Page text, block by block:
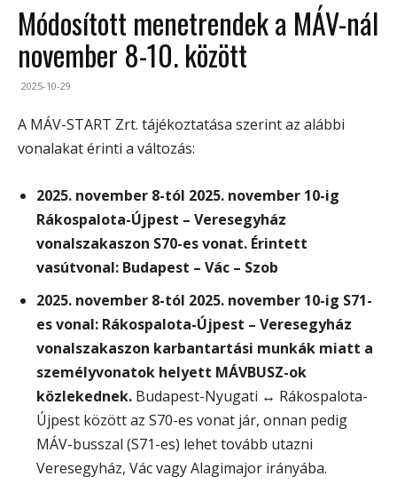
Módosított menetrendek a MÁV-nál
november 8-10. között
2025-10-29
A MÁV-START Zrt. tájékoztatása szerint az alábbi
vonalakat érinti a változás:
2025. november 8-tól 2025. november 10-ig
Rákospalota-Újpest – Veresegyház
vonalszakaszon S70-es vonat. Érintett
vasútvonal: Budapest – Vác – Szob
2025. november 8-tól 2025. november 10-ig S71-
es vonal: Rákospalota-Újpest – Veresegyház
vonalszakaszon karbantartási munkák miatt a
személyvonatok helyett MÁVBUSZ-ok
közlekednek. Budapest-Nyugati ↔ Rákospalota-
Újpest között az S70-es vonat jár, onnan pedig
MÁV-busszal (S71-es) lehet tovább utazni
Veresegyház, Vác vagy Alagimajor irányába.